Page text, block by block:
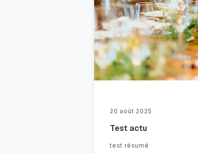
20 août 2025
Test actu
test résumé